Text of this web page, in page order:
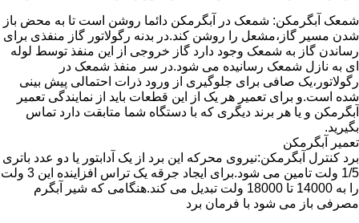
شمعک آبگرمکن: شمعک در آبگرمکن دائما روشن است تا به محض باز
شدن مسیر گاز،مشعل را روشن کند.در بدنه رگولاتور گاز منفذی برای
رساندن گاز به شمعک وجود دارد گاز خروجی از این منفذ توسط لوله
ای به نازل شمعک رسانیده می شود.در سر منفذ شمعک در
رگولاتور،یک صافی برای جلوگیری از ورود ذرات احتمالی پیش بینی
شده است.و برای تعمیر هر یک از این قطعات باید از نمایندگی تعمیر
آبگرمکن و یا هر برند دیگری که با دستگاه شما متابقت دارد تماس
بگیرید.
تعمیر آبگرمکن
برد کنترل آبگرمکن:نیروی محرکه این برد از یک آدابتور یا دو عدد باتری
1/5 ولت تامین می شود.برای ایجاد جرقه یک تراس افزاینده این 3 ولت
را به 14000 تا 18000 ولت تبدیل می کند.هنگامی که شیر آبگرم
مصرفی باز می شود با فرمان برد